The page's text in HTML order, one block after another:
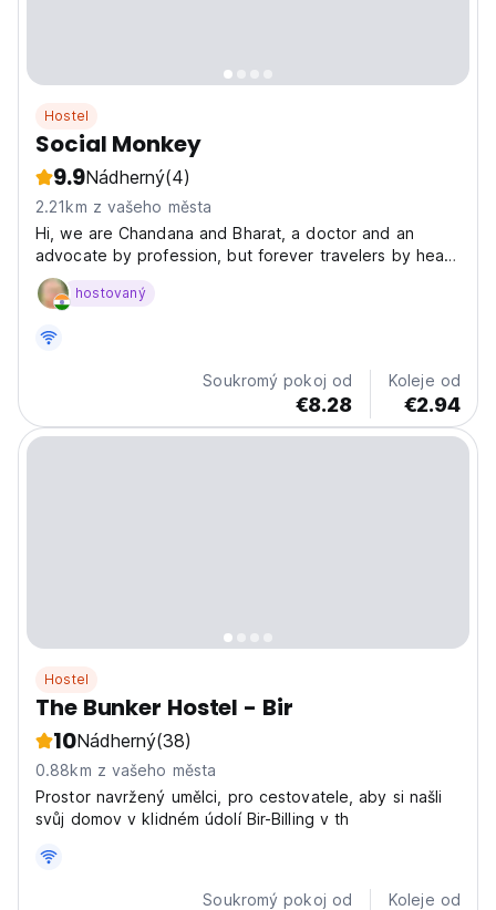
Hostel
Social Monkey
9.9Nádherný(4)
2.21km z vašeho města
Hi, we are Chandana and Bharat, a doctor and an
advocate by profession, but forever travelers by heart.
After tying the knot, we did what most newlyweds
dream of and few dare – packed our bags, hopped on
length...
hostovaný
Soukromý pokoj od
€8.28
Koleje od
€2.94
Hostel
The Bunker Hostel - Bir
10Nádherný(38)
0.88km z vašeho města
Prostor navržený umělci, pro cestovatele, aby si našli
svůj domov v klidném údolí Bir-Billing v th
Soukromý pokoj od Koleje od